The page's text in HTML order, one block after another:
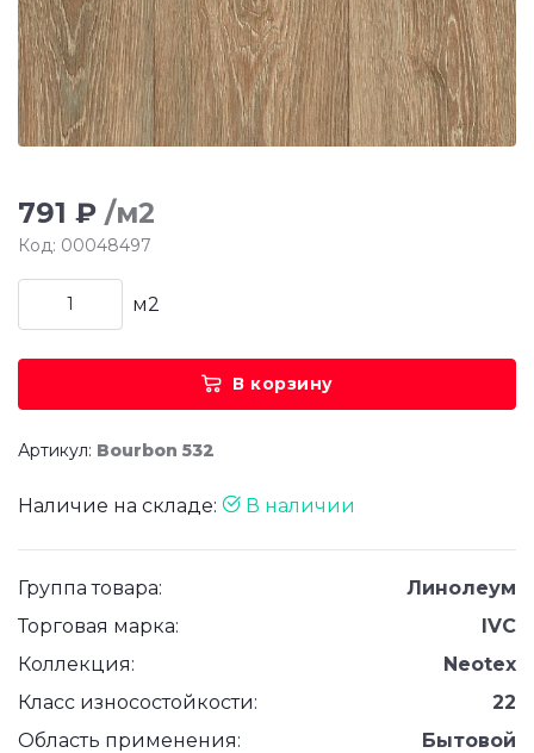
791 ₽ /м2
Код: 00048497
м2
В корзину
Артикул: Bourbon 532
Наличие на складе: В наличии
Группа товара:
Линолеум
Торговая марка:
IVC
Коллекция:
Neotex
Класс износостойкости:
22
Область применения:
Бытовой